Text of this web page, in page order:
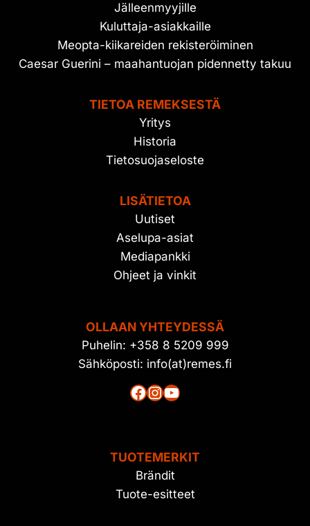
Jälleenmyyjille
Kuluttaja-asiakkaille
Meopta-kiikareiden rekisteröiminen
Caesar Guerini – maahantuojan pidennetty takuu
TIETOA REMEKSESTÄ
Yritys
Historia
Tietosuojaseloste
LISÄTIETOA
Uutiset
Aselupa-asiat
Mediapankki
Ohjeet ja vinkit
OLLAAN YHTEYDESSÄ
Puhelin: +358 8 5209 999
Sähköposti: info(at)remes.fi
Facebook
Instagram
YouTube
TUOTEMERKIT
Brändit
Tuote-esitteet